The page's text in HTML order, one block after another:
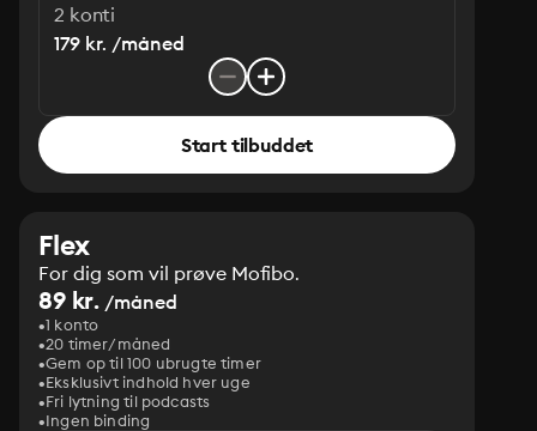
2 konti
179 kr. /måned
Start tilbuddet
Flex
For dig som vil prøve Mofibo.
89 kr. /måned
1 konto
20 timer/måned
Gem op til 100 ubrugte timer
Eksklusivt indhold hver uge
Fri lytning til podcasts
Ingen binding